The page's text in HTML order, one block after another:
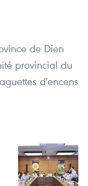
de Dien
provincial du
d'encens